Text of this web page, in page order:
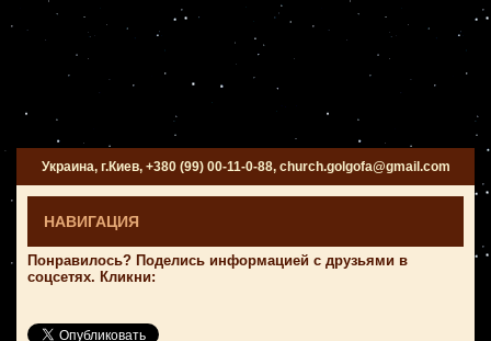
Украина, г.Киев, +380 (99) 00-11-0-88, church.golgofa@gmail.com
НАВИГАЦИЯ
Понравилось? Поделись информацией с друзьями в
соцсетях. Кликни: